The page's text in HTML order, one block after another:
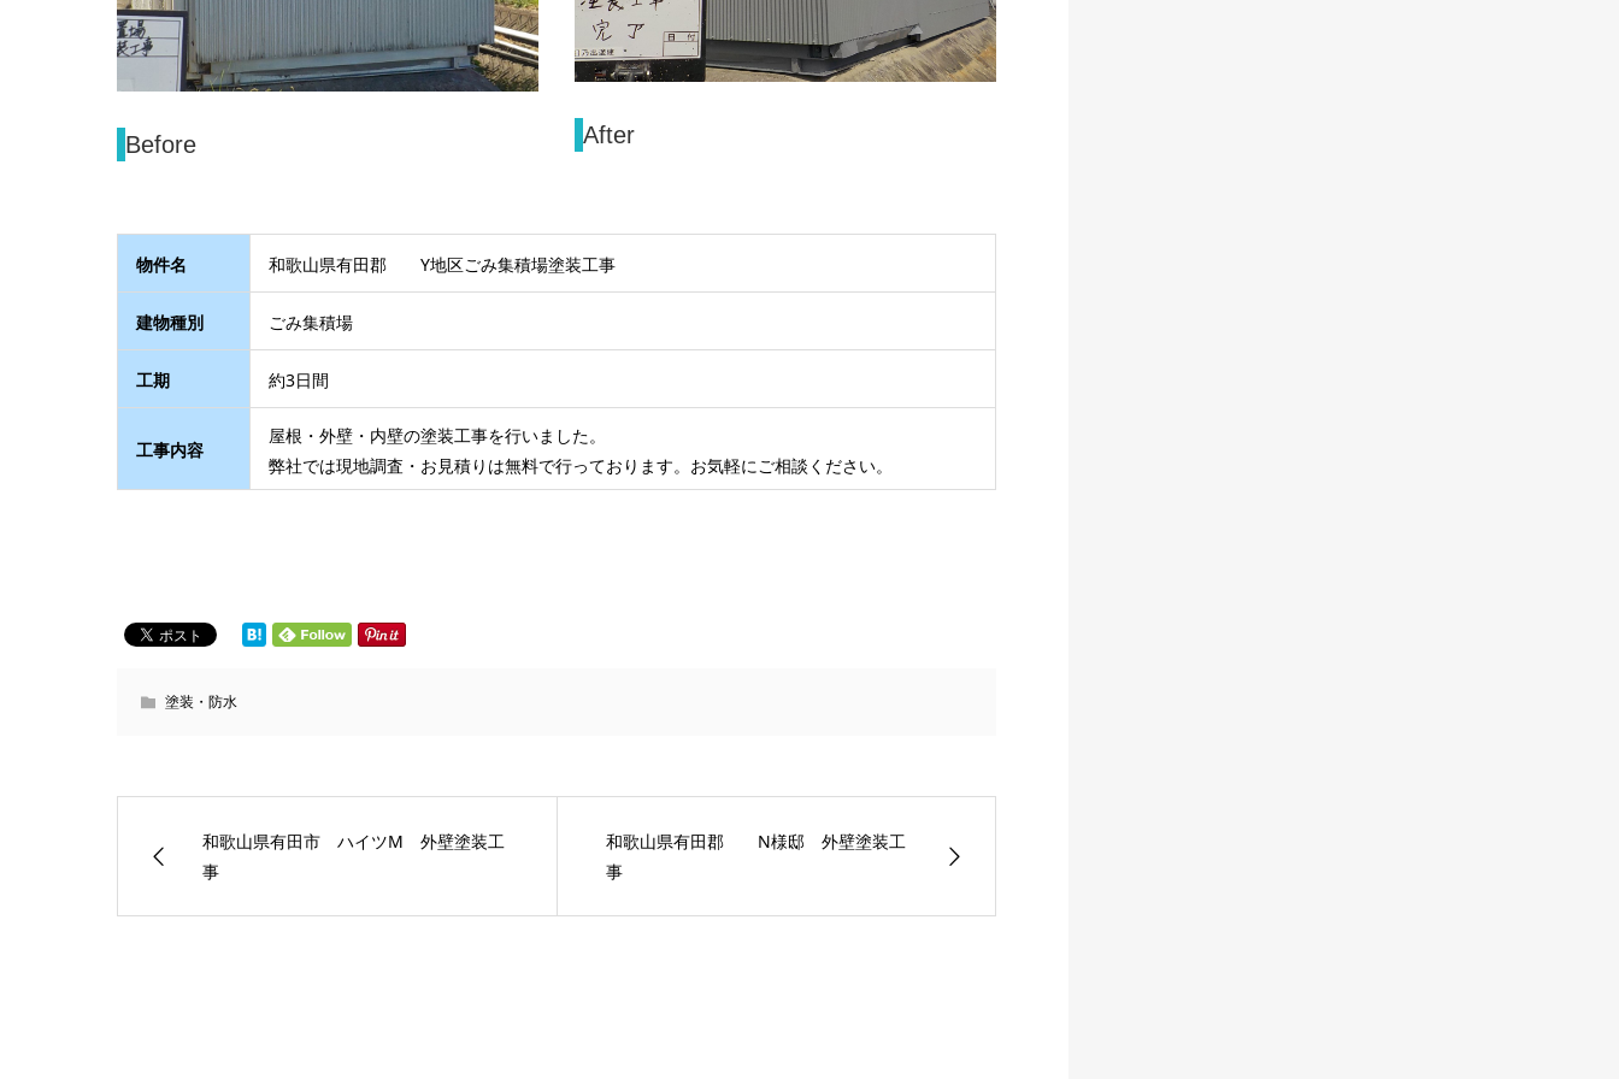
Before After
物件名 和歌山県有田郡 Y地区ごみ集積場塗装工事
建物種別 ごみ集積場
工期 約3日間
工事内容
屋根・外壁・内壁の塗装工事を行いました。
弊社では現地調査・お見積りは無料で行っております。お気軽にご相談ください。
塗装・防水
和歌山県有田市 ハイツM 外壁塗装工
事
和歌山県有田郡 N様邸 外壁塗装工
事